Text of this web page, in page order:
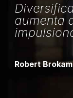
aumenta
Robert